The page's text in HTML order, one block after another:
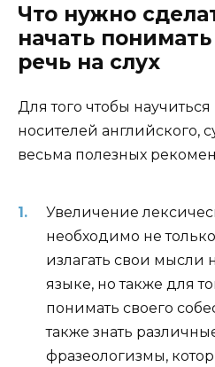
Что нужно
начать
речь на слух
Для того чтобы
носителей английского,
весьма полезных
Увеличение
необходимо не
излагать свои мысли
языке, но также для
понимать своего
также знать
фразеологизмы,